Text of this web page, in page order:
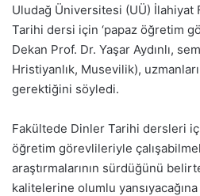
Uludağ Üniversitesi (UÜ) İlahiyat
Tarihi dersi için ‘papaz öğretim
Dekan Prof. Dr. Yaşar Aydınlı,
Hristiyanlık, Musevilik),
gerektiğini söyledi.
Fakültede Dinler Tarihi dersleri
öğretim görevlileriyle
araştırmalarının sürdüğünü
kalitelerine olumlu